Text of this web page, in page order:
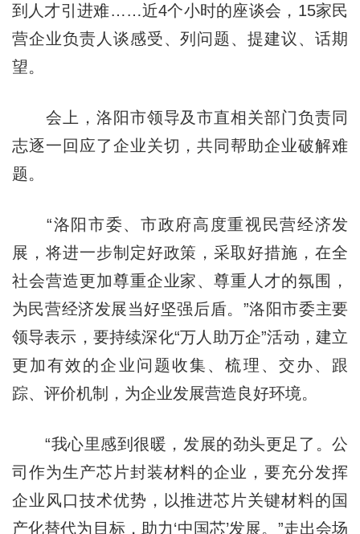
到人才引进难……近4个小时的座谈会，15家民
营企业负责人谈感受、列问题、提建议、话期
望。
会上，洛阳市领导及市直相关部门负责同
志逐一回应了企业关切，共同帮助企业破解难
题。
“洛阳市委、市政府高度重视民营经济发
展，将进一步制定好政策，采取好措施，在全
社会营造更加尊重企业家、尊重人才的氛围，
为民营经济发展当好坚强后盾。”洛阳市委主要
领导表示，要持续深化“万人助万企”活动，建立
更加有效的企业问题收集、梳理、交办、跟
踪、评价机制，为企业发展营造良好环境。
“我心里感到很暖，发展的劲头更足了。公
司作为生产芯片封装材料的企业，要充分发挥
企业风口技术优势，以推进芯片关键材料的国
产化替代为目标，助力‘中国芯’发展。”走出会场